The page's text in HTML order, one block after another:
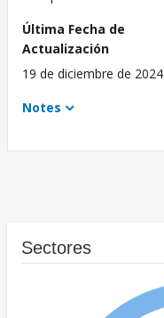
Última Fecha de
Actualización
19 de diciembre de 2024
Notes
Sectores